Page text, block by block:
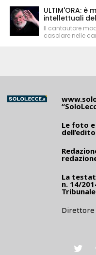
ULTIM'ORA: è
intellettuali
Il cantautore
casolare nelle
Le foto
La
n. 14/
Direttore